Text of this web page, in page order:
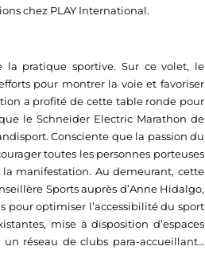
chez PLAY International.
la pratique sportive. Sur ce volet, le
pour montrer la voie et favoriser
a profité de cette table ronde pour
le Schneider Electric Marathon de
Consciente que la passion du
toutes les personnes porteuses
manifestation. Au demeurant, cette
Sports auprès d’Anne Hidalgo,
optimiser l’accessibilité du sport
mise à disposition d’espaces
réseau de clubs para-accueillant…